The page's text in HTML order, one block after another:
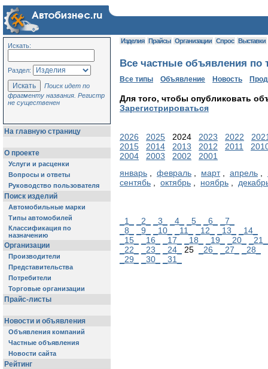
Искать:
Раздел:
Поиск идет по
фрагменту названия. Регистр
не существенен
На главную страницу
О проекте
Услуги и расценки
Вопросы и ответы
Руководство пользователя
Поиск изделий
Автомобильные марки
Типы автомобилей
Классификация по
назначению
Организации
Производители
Представительства
Потребители
Торговые организации
Прайс-листы
Новости и объявления
Объявления компаний
Частные объявления
Новости сайта
Рейтинг
Изделия Прайсы Организации Спрос Выставки
Все частные объявления по
Все типы Объявление Новость
Для того, чтобы опубликовать
Зарегистрироваться
2026 2025 2024 2023 2022
2015
2014 2013 2012 2011
2004
2003 2002
2001
январь , февраль , март, апрель ,
сентябь , октябрь , ноябрь ,
_1_ _2_ _3_ _4_ _5_ _6_
_7_
_8_
_9_ _10_ _11_ _12_ _13_
_14_
_15_
_16_ _17_ _18_ _19_ _20_
_21_
_22_
_23_ _24_ 25 _26_ _27_
_28_
_29_
_30_ _31_